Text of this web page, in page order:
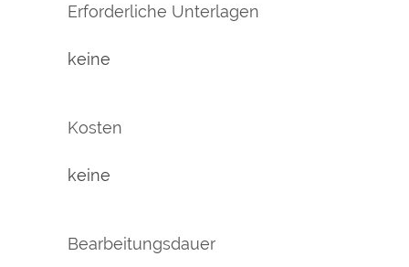
Erforderliche Unterlagen
keine
Kosten
keine
Bearbeitungsdauer